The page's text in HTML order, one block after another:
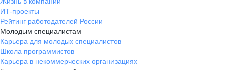
ИТ-проекты
Рейтинг работодателей России
Молодым специалистам
Карьера для молодых специалистов
Школа программистов
Карьера в некоммерческих организациях